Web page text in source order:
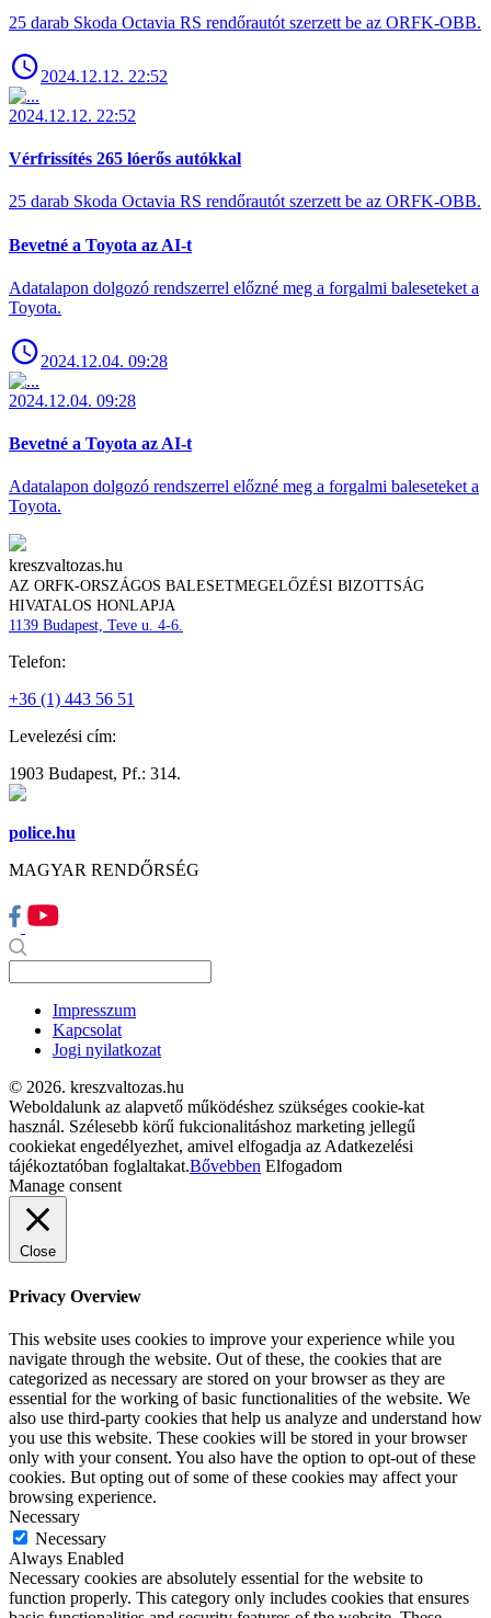
25 darab Skoda Octavia RS rendőrautót szerzett be az ORFK-OBB.
2024.12.12. 22:52
2024.12.12. 22:52
Vérfrissítés 265 lóerős autókkal
25 darab Skoda Octavia RS rendőrautót szerzett be az ORFK-OBB.
Bevetné a Toyota az AI-t
Adatalapon dolgozó rendszerrel előzné meg a forgalmi baleseteket a
Toyota.
2024.12.04. 09:28
2024.12.04. 09:28
Bevetné a Toyota az AI-t
Adatalapon dolgozó rendszerrel előzné meg a forgalmi baleseteket a
Toyota.
kreszvaltozas.hu
AZ ORFK-ORSZÁGOS BALESETMEGELŐZÉSI BIZOTTSÁG
HIVATALOS HONLAPJA
1139 Budapest, Teve u. 4-6.
Telefon:
+36 (1) 443 56 51
Levelezési cím:
1903 Budapest, Pf.: 314.
police.hu
MAGYAR RENDŐRSÉG
Impresszum
Kapcsolat
Jogi nyilatkozat
© 2026. kreszvaltozas.hu
Weboldalunk az alapvető működéshez szükséges cookie-kat
használ. Szélesebb körű fukcionalitáshoz marketing jellegű
cookiekat engedélyezhet, amivel elfogadja az Adatkezelési
tájékoztatóban foglaltakat.Bővebben Elfogadom
Manage consent
Close
Privacy Overview
This website uses cookies to improve your experience while you
navigate through the website. Out of these, the cookies that are
categorized as necessary are stored on your browser as they are
essential for the working of basic functionalities of the website. We
also use third-party cookies that help us analyze and understand how
you use this website. These cookies will be stored in your browser
only with your consent. You also have the option to opt-out of these
cookies. But opting out of some of these cookies may affect your
browsing experience.
Necessary
Necessary
Always Enabled
Necessary cookies are absolutely essential for the website to
function properly. This category only includes cookies that ensures